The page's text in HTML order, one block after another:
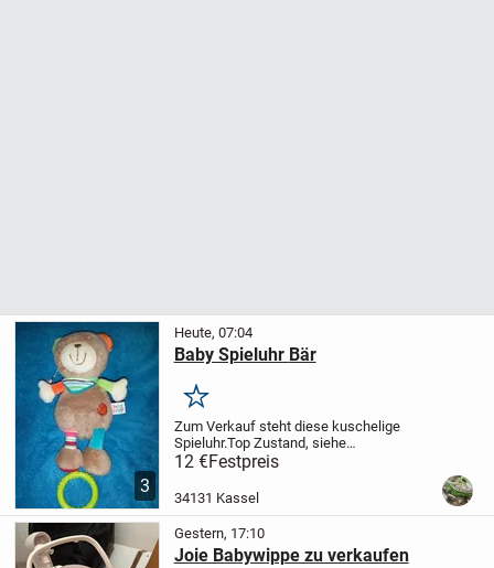
3
Heute, 07:04
Baby Spieluhr Bär
Merken
Zum Verkauf steht diese kuschelige
Spieluhr.Top Zustand, siehe
Fotos.Versenden wäre auch möglich,
dann kommen nur noch die reinen
Versandkosten hinzu.
12 €Festpreis
34131 Kassel
Gestern, 17:10
Joie Babywippe zu verkaufen